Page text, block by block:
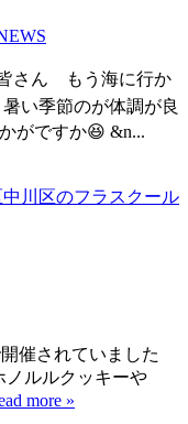
さん もう海に行か
い季節のが体調が良
がですか😆 &n...
催されていました
ルルクッキーや
more »